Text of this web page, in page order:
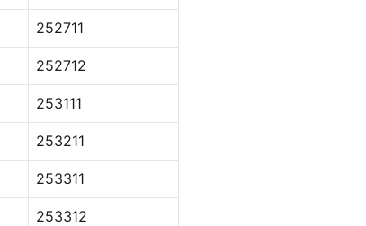
252711
252712
253111
253211
253311
253312